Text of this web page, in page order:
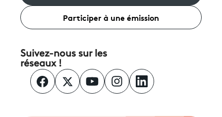
Participer à une émission
Suivez-nous sur les
réseaux !